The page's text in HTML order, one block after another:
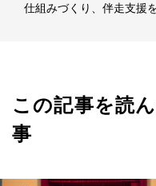
仕組みづくり、伴走支援
この記事を読
事